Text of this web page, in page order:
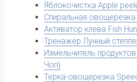
Яблокочистка Apple
Спиральная
Активатор клева Fish
Тренажер Лунный
Измельчитель
Чоп)
Терка-овощерезка